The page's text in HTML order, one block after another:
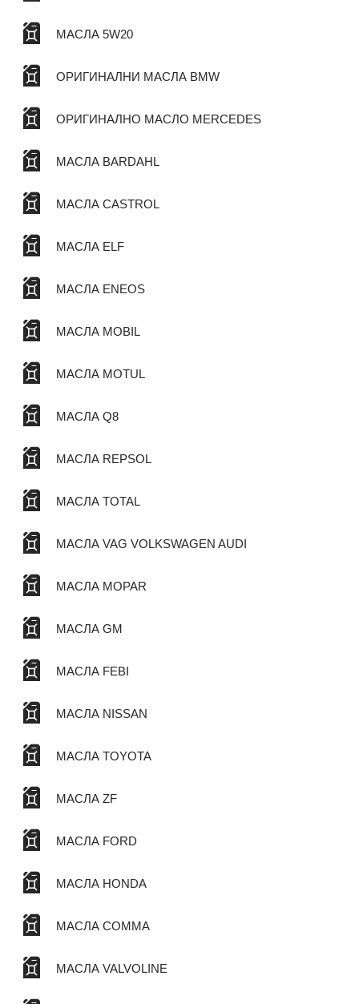
МАСЛА 5W20
ОРИГИНАЛНИ МАСЛА BMW
ОРИГИНАЛНО МАСЛО MERCEDES
МАСЛА BARDAHL
МАСЛА CASTROL
МАСЛА ELF
МАСЛА ENEOS
МАСЛА MOBIL
МАСЛА MOTUL
МАСЛА Q8
МАСЛА REPSOL
МАСЛА TOTAL
МАСЛА VAG VOLKSWAGEN AUDI
МАСЛА MOPAR
МАСЛА GM
МАСЛА FEBI
МАСЛА NISSAN
МАСЛА TOYOTA
МАСЛА ZF
МАСЛА FORD
МАСЛА HONDA
МАСЛА COMMA
МАСЛА VALVOLINE